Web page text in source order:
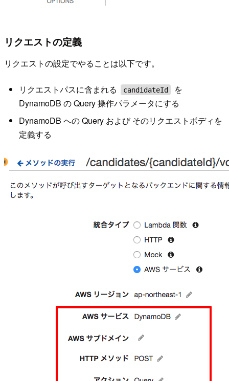
リクエストの定義
リクエストの設定でやることは以下です。
リクエストパスに含まれる candidateId
を
DynamoDB の Query 操作パラメータにする
DynamoDB への Query および そのリクエストボディを
定義する